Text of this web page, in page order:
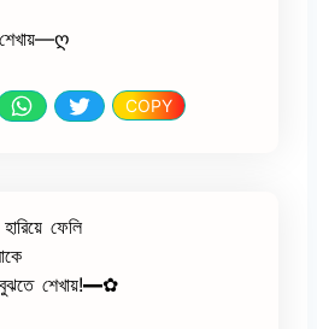
COPY
ফেলি
বুঝতে শেখায়!━✿